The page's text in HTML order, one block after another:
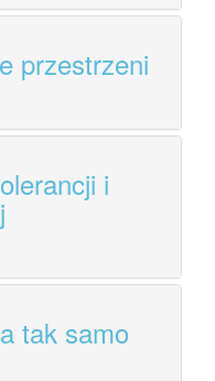
przestrzeni
i
tak samo